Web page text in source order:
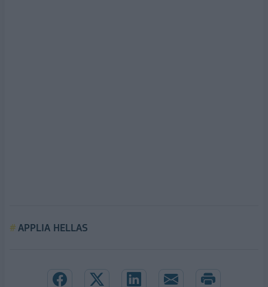
APPLIA HELLAS